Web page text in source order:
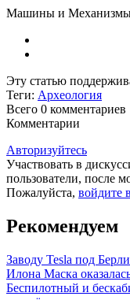
Машины и
Эту статью
Теги: Археология
Всего 0 комментариев
Комментарии
Авторизуйтесь
Участвовать в
пользователи, после
Пожалуйста, войдите
Рекомендуем
Заводу Tesla под
Илона Маска
Беспилотный и